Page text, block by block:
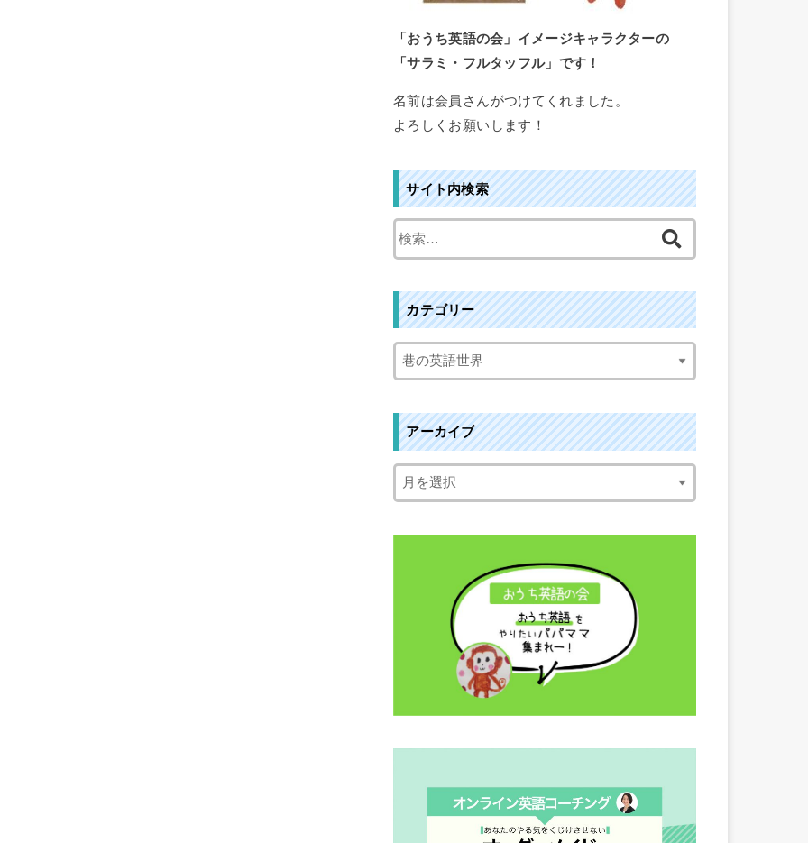
「おうち英語の会」イメージキャラクターの
「サラミ・フルタッフル」です！
名前は会員さんがつけてくれました。
よろしくお願いします！
サイト内検索
索
カテゴリー
アーカイブ